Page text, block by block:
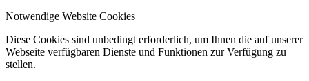
Notwendige Website Cookies
Diese Cookies sind unbedingt erforderlich, um Ihnen die auf unserer
Webseite verfügbaren Dienste und Funktionen zur Verfügung zu
stellen.